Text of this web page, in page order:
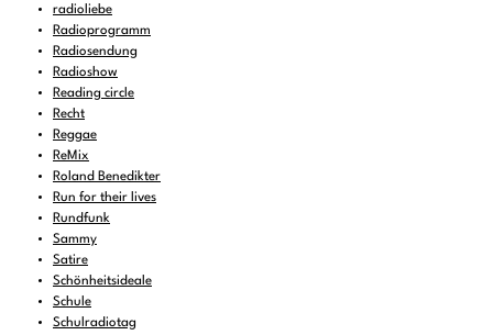
radioliebe
Radioprogramm
Radiosendung
Radioshow
Reading circle
Recht
Reggae
ReMix
Roland Benedikter
Run for their lives
Rundfunk
Sammy
Satire
Schönheitsideale
Schule
Schulradiotag